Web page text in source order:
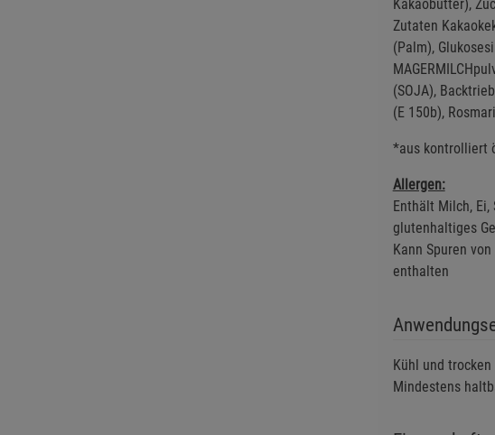
Kakaobutter),
Zutaten
(Palm),
(SOJA),
(E 150b),
*aus kontrolliert
Allergen:
Enthält Milch, Ei,
glutenhaltiges
Kann Spuren
enthalten
Kühl und
Mindestens